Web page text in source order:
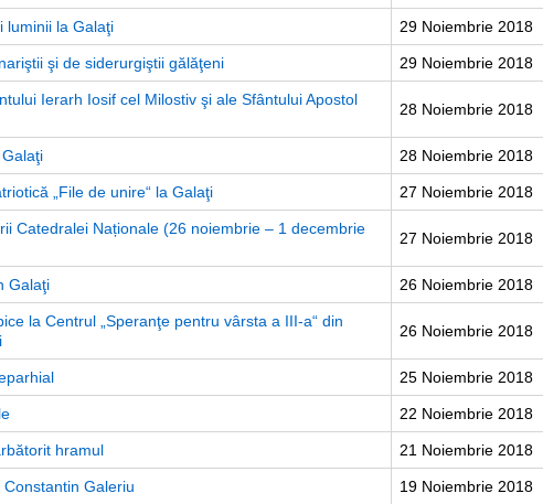
luminii la Galaţi 29 Noiembrie 2018
şi de siderurgiştii gălăţeni 29 Noiembrie 2018
Ierarh Iosif cel Milostiv şi ale Sfântului Apostol
28 Noiembrie 2018
28 Noiembrie 2018
„File de unire“ la Galaţi 27 Noiembrie 2018
Catedralei Naționale (26 noiembrie – 1 decembrie
27 Noiembrie 2018
Galaţi 26 Noiembrie 2018
la Centrul „Speranţe pentru vârsta a III-a“ din
26 Noiembrie 2018
25 Noiembrie 2018
22 Noiembrie 2018
hramul 21 Noiembrie 2018
Galeriu 19 Noiembrie 2018